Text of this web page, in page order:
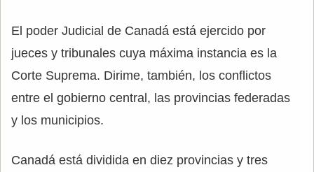
El poder Judicial de Canadá está ejercido por
jueces y tribunales cuya máxima instancia es la
Corte Suprema. Dirime, también, los conflictos
entre el gobierno central, las provincias federadas
y los municipios.
Canadá está dividida en diez provincias y tres